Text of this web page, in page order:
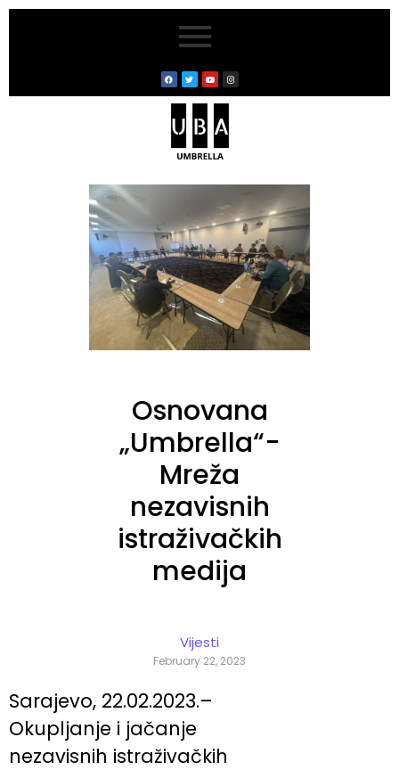
Osnovana
„Umbrella“-
Mreža
nezavisnih
istraživačkih
medija
Vijesti
February 22, 2023
Sarajevo, 22.02.2023.–
Okupljanje i jačanje
nezavisnih istraživačkih